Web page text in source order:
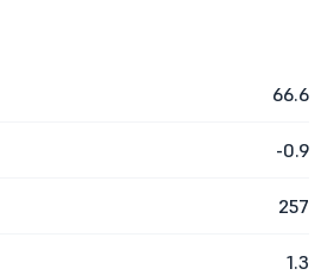
66.6
-0.9
257
1.3